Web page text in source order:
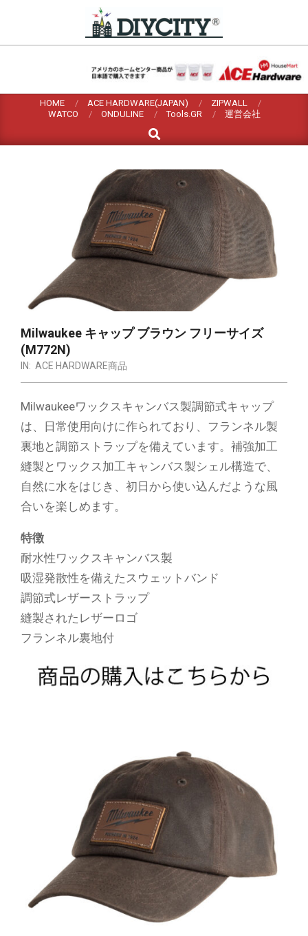
content
HOME ACE HARDWARE(JAPAN)
ZIPWALL
WATCO
ONDULINE Tools.GR
運営会社
Search
Milwaukee キャップ ブラウン フリーサイズ
(M772N)
IN: ACE HARDWARE商品
Milwaukeeワックスキャンバス製調節式キャップ
は、日常使用向けに作られており、フランネル製
裏地と調節ストラップを備えています。補強加工
縫製とワックス加工キャンバス製シェル構造で、
自然に水をはじき、初日から使い込んだような風
合いを楽しめます。
特徴
耐水性ワックスキャンバス製
吸湿発散性を備えたスウェットバンド
調節式レザーストラップ
縫製されたレザーロゴ
フランネル裏地付